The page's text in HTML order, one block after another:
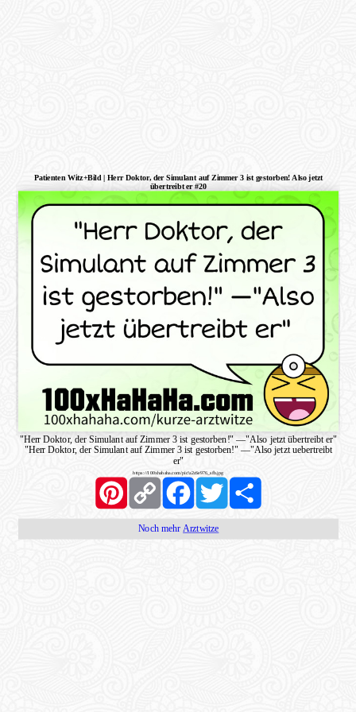
Patienten Witz+Bild | Herr Doktor, der Simulant auf Zimmer 3 ist gestorben! Also jetzt
übertreibt er #20
"Herr Doktor, der Simulant auf Zimmer 3 ist gestorben!" —"Also jetzt übertreibt er"
"Herr Doktor, der Simulant auf Zimmer 3 ist gestorben!" —"Also jetzt uebertreibt
er"
https://100xhahaha.com/pic!a2c6e976_sfb.jpg
PinterestCopy
Link
FacebookTwitter Share
Noch mehr Arztwitze